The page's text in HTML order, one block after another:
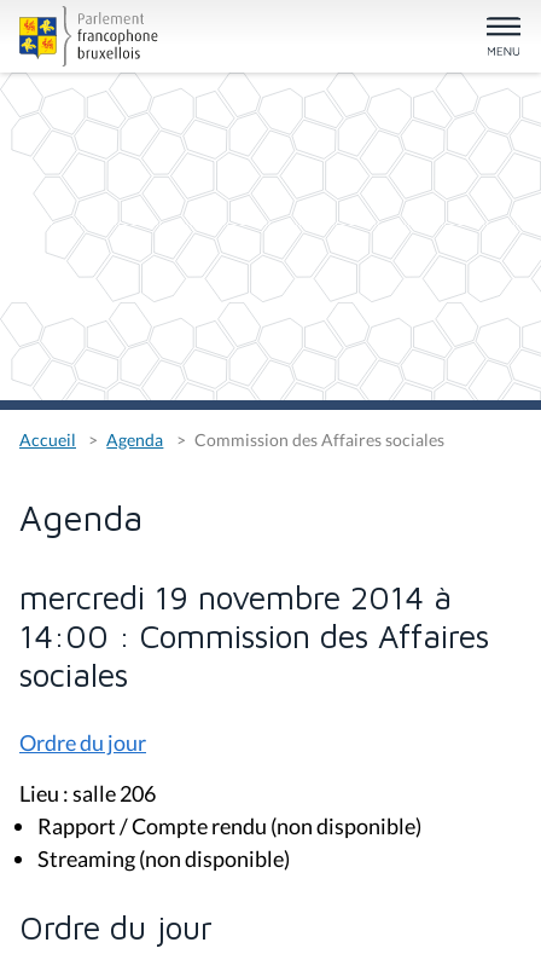
Accueil Agenda Commission des Affaires sociales
Agenda
mercredi 19 novembre 2014 à
14:00 : Commission des Affaires
sociales
Ordre du jour
Lieu : salle 206
Rapport / Compte rendu (non disponible)
Streaming (non disponible)
Ordre du jour